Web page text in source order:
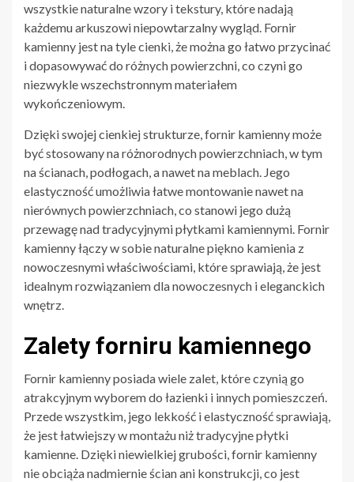
wszystkie naturalne wzory i tekstury, które nadają
każdemu arkuszowi niepowtarzalny wygląd. Fornir
kamienny jest na tyle cienki, że można go łatwo przycinać
i dopasowywać do różnych powierzchni, co czyni go
niezwykle wszechstronnym materiałem
wykończeniowym.
Dzięki swojej cienkiej strukturze, fornir kamienny może
być stosowany na różnorodnych powierzchniach, w tym
na ścianach, podłogach, a nawet na meblach. Jego
elastyczność umożliwia łatwe montowanie nawet na
nierównych powierzchniach, co stanowi jego dużą
przewagę nad tradycyjnymi płytkami kamiennymi. Fornir
kamienny łączy w sobie naturalne piękno kamienia z
nowoczesnymi właściwościami, które sprawiają, że jest
idealnym rozwiązaniem dla nowoczesnych i eleganckich
wnętrz.
Zalety forniru kamiennego
Fornir kamienny posiada wiele zalet, które czynią go
atrakcyjnym wyborem do łazienki i innych pomieszczeń.
Przede wszystkim, jego lekkość i elastyczność sprawiają,
że jest łatwiejszy w montażu niż tradycyjne płytki
kamienne. Dzięki niewielkiej grubości, fornir kamienny
nie obciąża nadmiernie ścian ani konstrukcji, co jest